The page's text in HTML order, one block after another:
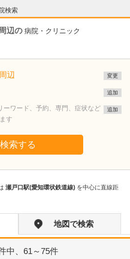
検索
辺の 病院・クリニック
辺 変更
追加
ーワード、予約、専門、症状など
す
追加
検索する
瀬戸口駅(愛知環状鉄道線) を中心に直線距
地図で検索
中、 61～75件